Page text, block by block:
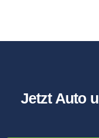
Jetzt Auto